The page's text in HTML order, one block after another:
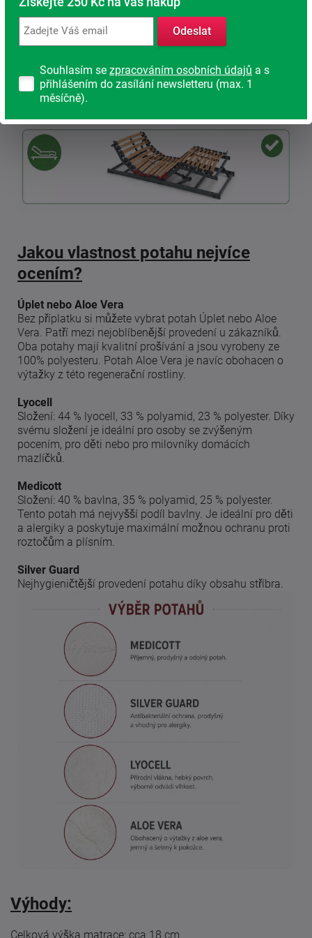
Jakou vlastnost potahu nejvíce
ocením?
Úplet nebo Aloe Vera
Bez příplatku si můžete vybrat potah Úplet nebo Aloe
Vera. Patří mezi nejoblíbenější provedení u zákazníků.
Oba potahy mají kvalitní prošívání a jsou vyrobeny ze
100% polyesteru. Potah Aloe Vera je navíc obohacen o
výtažky z této regenerační rostliny.
Lyocell
Složení: 44 % lyocell, 33 % polyamid, 23 % polyester. Díky
svému složení je ideální pro osoby se zvýšeným
pocením, pro děti nebo pro milovníky domácích
mazlíčků.
Medicott
Složení: 40 % bavlna, 35 % polyamid, 25 % polyester.
Tento potah má nejvyšší podíl bavlny. Je ideální pro děti
a alergiky a poskytuje maximální možnou ochranu proti
roztočům a plísním.
Silver Guard
Nejhygieničtější provedení potahu díky obsahu stříbra.
Výhody:
Celková výška matrace: cca 18 cm
Odeslat
Souhlasím se zpracováním osobních údajů a s
přihlášením do zasílání newsletteru (max. 1
měsíčně).